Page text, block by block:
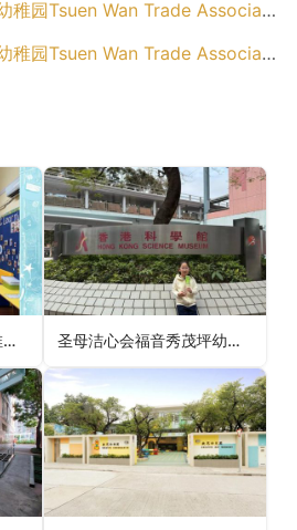
Trade Association Chu Cheong Kindergarten（葵青区幼稚园）
Trade Association Chung Loi Kindergarten（葵青区幼稚园）
圣雅各福群会宝翠园幼稚园SJS Belcher Kindergarten（中西区幼稚园） 圣母洁心会福音秀茂坪幼稚园The Sisters of the Immaculate Heart of Mary Gospel SMP Kindergarten（观塘区幼稚园）